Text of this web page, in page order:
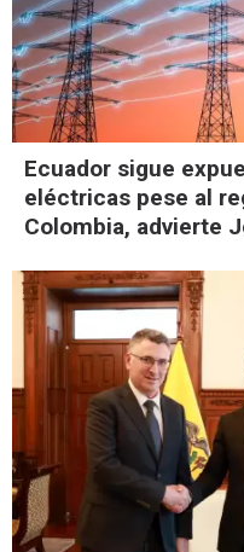
Ecuador sigue
eléctricas pese al
Colombia, advierte